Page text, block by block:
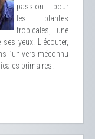
passion pour
les plantes
tropicales, une
yeux. L’écouter,
l’univers méconnu
primaires.